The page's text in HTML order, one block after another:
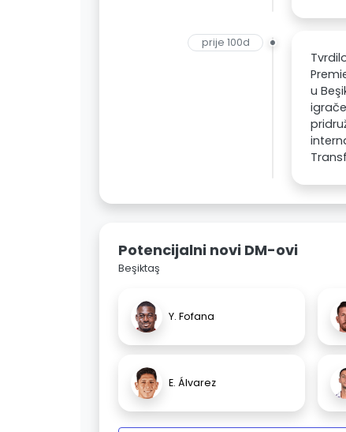
prije 100d
u
Potencijalni novi DM-ovi
Beşiktaş
Y. Fofana
E. Álvarez